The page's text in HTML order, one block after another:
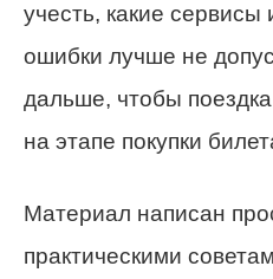
учесть, какие сервисы
ошибки лучше не
дальше, чтобы
на этапе покупки
Материал написан
практическими